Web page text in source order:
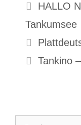
HALLO
Tankumsee
Tankino